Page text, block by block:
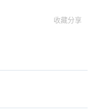
收藏分享